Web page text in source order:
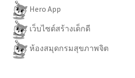
Hero App
เว็บไซต์สร้างเด็กดี
ห้องสมุดกรมสุขภาพจิต